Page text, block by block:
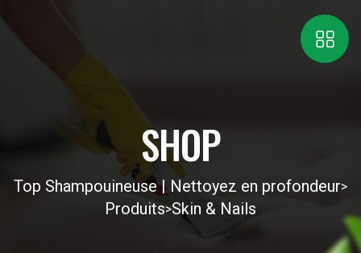
SHOP
Top Shampouineuse | Nettoyez en profondeur>
Produits>Skin & Nails